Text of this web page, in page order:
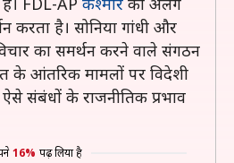
करता है। सोनिया गांधी और
का समर्थन करने वाले संगठन
के आंतरिक मामलों पर विदेशी
संबंधों के राजनीतिक प्रभाव
16% पढ़ लिया है